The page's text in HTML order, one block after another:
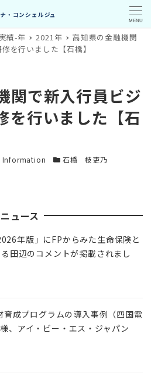
MENU
績-年 2021年
高知県の金融機関
を行いました【石橋】
関で新入行員ビジ
を行いました【石
ゴリー
Information カテゴリー
石橋 枝吏乃
ニュース
年版」にFPからみた生命保険と
田辺のコメントが掲載されまし
育成プログラムの導入事例（四国電
アイ・ビー・エス・ジャパン